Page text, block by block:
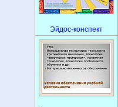
Эйдос-конспект